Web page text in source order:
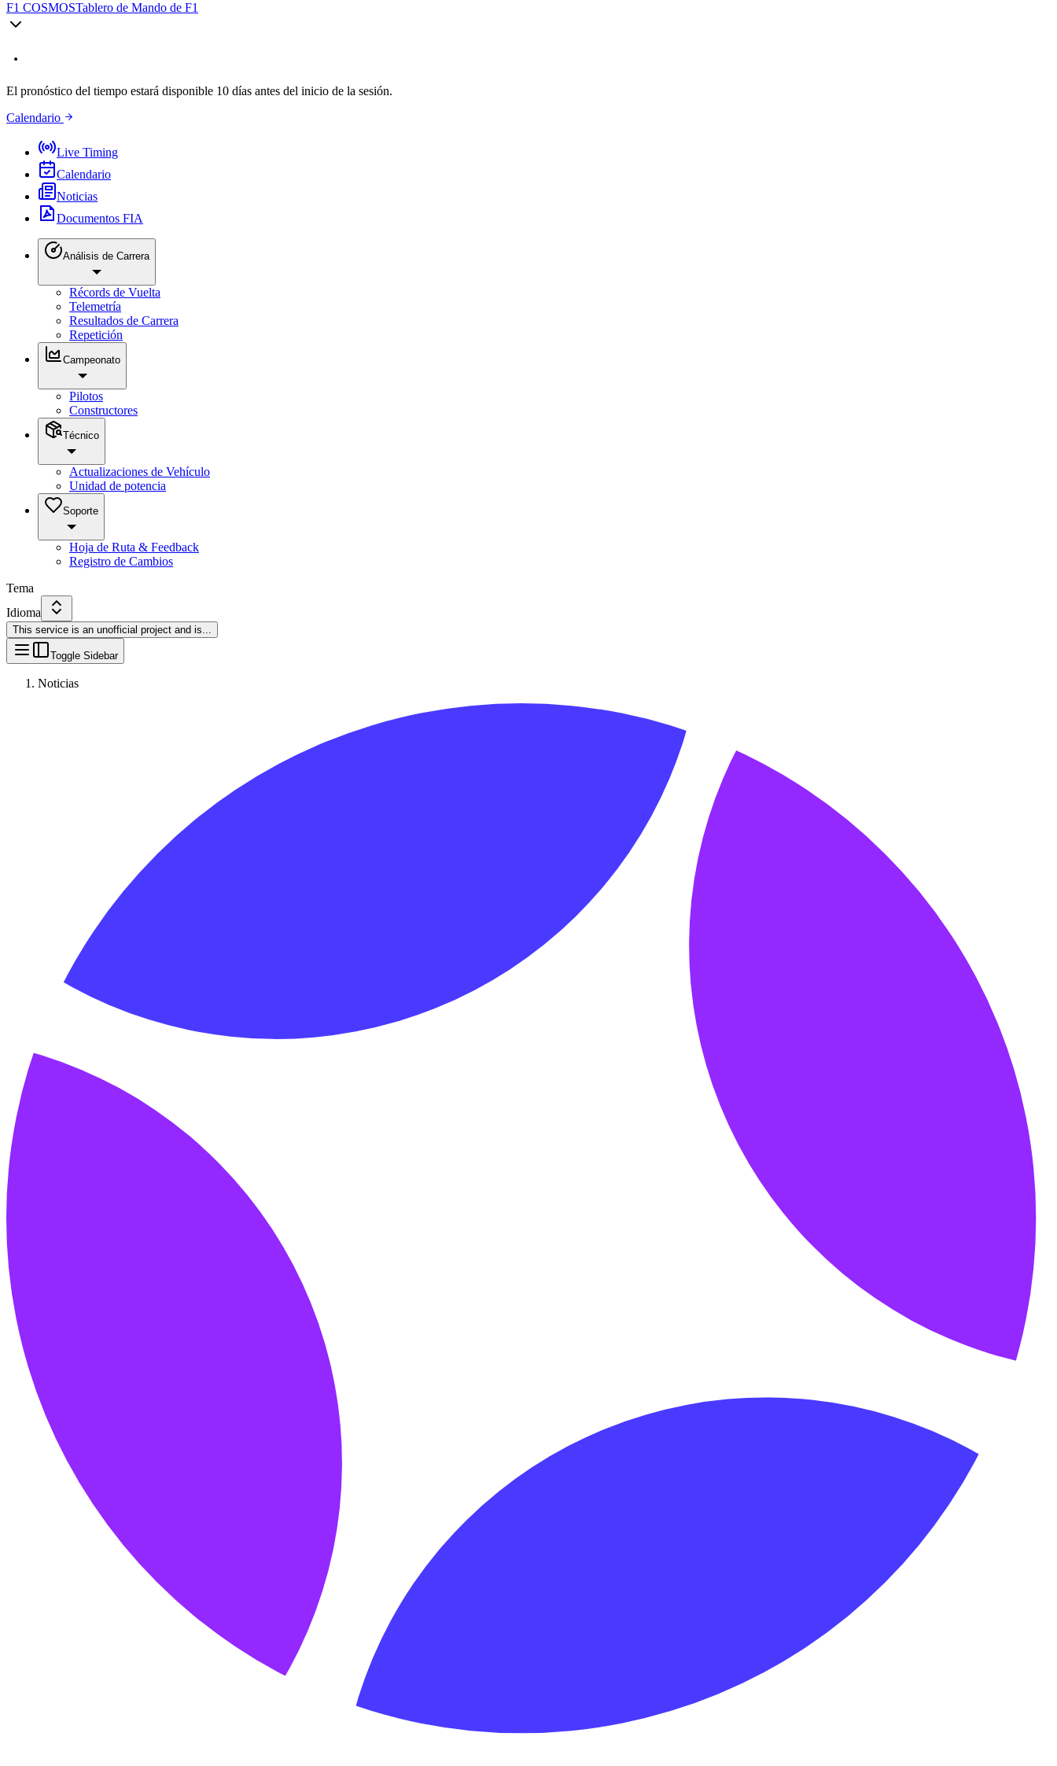
F1 COSMOSTablero de Mando de F1
El pronóstico del tiempo estará disponible 10 días antes del inicio de la sesión.
Calendario
Live Timing
Calendario
Noticias
Documentos FIA
Análisis de Carrera
Récords de Vuelta
Telemetría
Resultados de Carrera
Repetición
Campeonato
Pilotos
Constructores
Técnico
Actualizaciones de Vehículo
Unidad de potencia
Soporte
Hoja de Ruta & Feedback
Registro de Cambios
Tema
Idioma
This service is an unofficial project and is...
Toggle Sidebar
Noticias